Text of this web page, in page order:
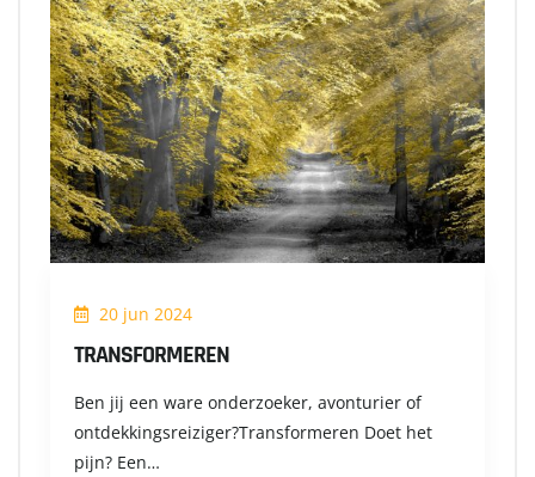
20 jun 2024
TRANSFORMEREN
Ben jij een ware onderzoeker, avonturier of
ontdekkingsreiziger?Transformeren Doet het
pijn? Een…